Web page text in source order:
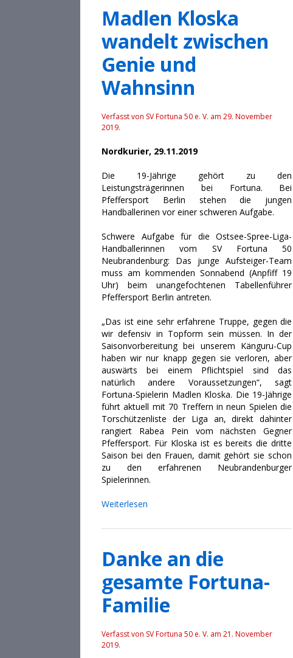
Madlen Kloska
wandelt zwischen
Genie und
Wahnsinn
Verfasst von SV Fortuna 50 e. V. am 29. November
2019.
Nordkurier, 29.11.2019
Die 19-Jährige gehört zu den
Leistungsträgerinnen bei Fortuna. Bei
Pfeffersport Berlin stehen die jungen
Handballerinen vor einer schweren Aufgabe.
Schwere Aufgabe für die Ostsee-Spree-Liga-
Handballerinnen vom SV Fortuna 50
Neubrandenburg: Das junge Aufsteiger-Team
muss am kommenden Sonnabend (Anpfiff 19
Uhr) beim unangefochtenen Tabellenführer
Pfeffersport Berlin antreten.
„Das ist eine sehr erfahrene Truppe, gegen die
wir defensiv in Topform sein müssen. In der
Saisonvorbereitung bei unserem Känguru-Cup
haben wir nur knapp gegen sie verloren, aber
auswärts bei einem Pflichtspiel sind das
natürlich andere Voraussetzungen“, sagt
Fortuna-Spielerin Madlen Kloska. Die 19-Jährige
führt aktuell mit 70 Treffern in neun Spielen die
Torschützenliste der Liga an, direkt dahinter
rangiert Rabea Pein vom nächsten Gegner
Pfeffersport. Für Kloska ist es bereits die dritte
Saison bei den Frauen, damit gehört sie schon
zu den erfahrenen Neubrandenburger
Spielerinnen.
Weiterlesen
Danke an die
gesamte Fortuna-
Familie
Verfasst von SV Fortuna 50 e. V. am 21. November
2019.